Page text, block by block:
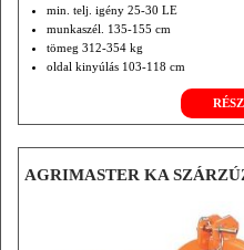
min. telj. igény 25-30 LE
munkaszél. 135-155 cm
tömeg 312-354 kg
oldal kinyúlás 103-118 cm
szf.nélküli hajtómű 2000 f/min
AGRIMASTER KA